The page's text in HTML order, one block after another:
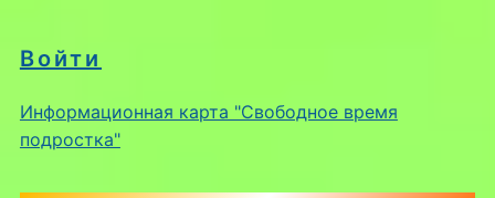
Войти
Информационная карта "Свободное время
подростка"